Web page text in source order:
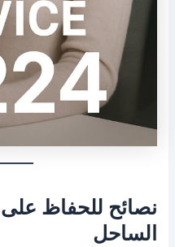
نصائح للحفاظ
الساحل